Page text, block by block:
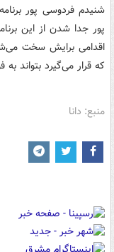
شنیدم فردوسی پور
پور جدا شدن از این
اقدامی برایش سخت
که قرار می‌گیرد بتواند
منبع: دانا